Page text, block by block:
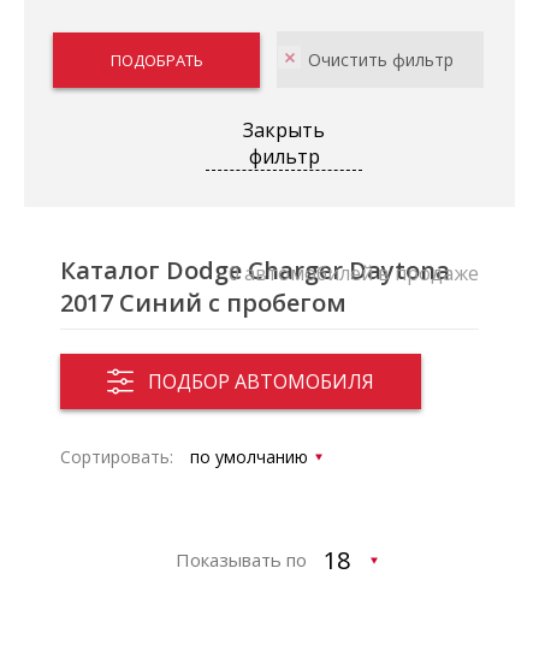
Закрыть
фильтр
Каталог Dodge Charger Daytona
2017 Синий с пробегом
ПОДБОР АВТОМОБИЛЯ
0 автомобилей в продаже
Сортировать:
Показывать по